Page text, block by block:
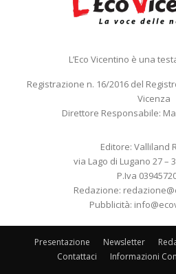
L’Eco Vicentino è una
Registrazione n. 16/2016 del
Vicenza
Direttore Responsabile:
Editore: Valliland
via Lago di Lugano 27 –
P.Iva
Redazione:
Pubblicità:
Presentazione Newsletter
Contattaci
Informazioni